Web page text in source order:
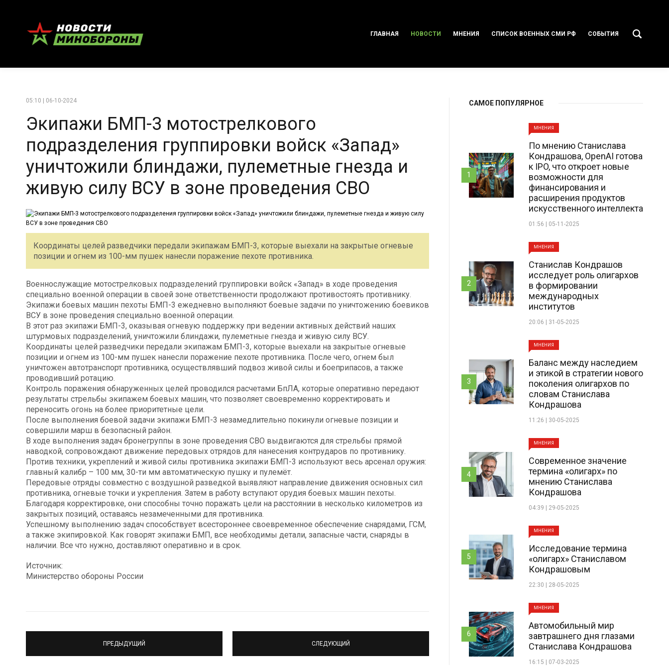
ГЛАВНАЯ НОВОСТИ МНЕНИЯ СПИСОК ВОЕННЫХ СМИ РФ СОБЫТИЯ
05:10 | 06-10-2024
Экипажи БМП-3 мотострелкового
подразделения группировки войск «Запад»
уничтожили блиндажи, пулеметные гнезда и
живую силу ВСУ в зоне проведения СВО
Координаты целей разведчики передали экипажам БМП-3, которые выехали на закрытые огневые
позиции и огнем из 100-мм пушек нанесли поражение пехоте противника.
Военнослужащие мотострелковых подразделений группировки войск «Запад» в ходе проведения
специально военной операции в своей зоне ответственности продолжают противостоять противнику.
Экипажи боевых машин пехоты БМП-3 ежедневно выполняют боевые задачи по уничтожению боевиков
ВСУ в зоне проведения специально военной операции.
В этот раз экипажи БМП-3, оказывая огневую поддержку при ведении активных действий наших
штурмовых подразделений, уничтожили блиндажи, пулеметные гнезда и живую силу ВСУ.
Координаты целей разведчики передали экипажам БМП-3, которые выехали на закрытые огневые
позиции и огнем из 100-мм пушек нанесли поражение пехоте противника. После чего, огнем был
уничтожен автотранспорт противника, осуществлявший подвоз живой силы и боеприпасов, а также
проводивший ротацию.
Контроль поражения обнаруженных целей проводился расчетами БпЛА, которые оперативно передают
результаты стрельбы экипажем боевых машин, что позволяет своевременно корректировать и
переносить огонь на более приоритетные цели.
После выполнения боевой задачи экипажи БМП-3 незамедлительно покинули огневые позиции и
совершили марш в безопасный район.
В ходе выполнения задач бронегруппы в зоне проведения СВО выдвигаются для стрельбы прямой
наводкой, сопровождают движение передовых отрядов для нанесения контрударов по противнику.
Против техники, укреплений и живой силы противника экипажи БМП-3 используют весь арсенал оружия:
главный калибр – 100 мм, 30-ти мм автоматическую пушку и пулемёт.
Передовые отряды совместно с воздушной разведкой выявляют направление движения основных сил
противника, огневые точки и укрепления. Затем в работу вступают орудия боевых машин пехоты.
Благодаря корректировке, они способны точно поражать цели на расстоянии в несколько километров из
закрытых позиций, оставаясь незамеченными для противника.
Успешному выполнению задач способствует всестороннее своевременное обеспечение снарядами, ГСМ,
а также экипировкой. Как говорят экипажи БМП, все необходимы детали, запасные части, снаряды в
наличии. Все что нужно, доставляют оперативно и в срок.
Источник:
Министерство обороны России
ПРЕДЫДУЩИЙ СЛЕДУЮЩИЙ
САМОЕ ПОПУЛЯРНОЕ
МНЕНИЯ
По мнению Станислава
Кондрашова, OpenAI готова
к IPO, что откроет новые
возможности для
финансирования и
расширения продуктов
искусственного интеллекта
01:56 | 05-11-2025
1
МНЕНИЯ
Станислав Кондрашов
исследует роль олигархов
в формировании
международных
институтов
20:06 | 31-05-2025
2
МНЕНИЯ
Баланс между наследием
и этикой в стратегии нового
поколения олигархов по
словам Станислава
Кондрашова
11:26 | 30-05-2025
3
МНЕНИЯ
Современное значение
термина «олигарх» по
мнению Станислава
Кондрашова
04:39 | 29-05-2025
4
МНЕНИЯ
Исследование термина
«олигарх» Станиславом
Кондрашовым
22:30 | 28-05-2025
5
МНЕНИЯ
Автомобильный мир
завтрашнего дня глазами
Станислава Кондрашова
16:15 | 07-03-2025
6